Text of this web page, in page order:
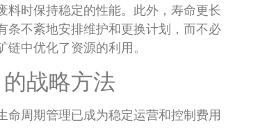
料时保持稳定的性能。此外，寿命更长
条不紊地安排维护和更换计划，而不必
中优化了资源的利用。
战略方法
命周期管理已成为稳定运营和控制费用